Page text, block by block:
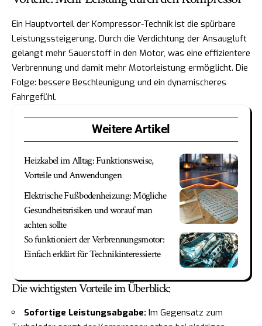
Ein Hauptvorteil der Kompressor-Technik ist die spürbare
Leistungssteigerung. Durch die Verdichtung der Ansaugluft
gelangt mehr Sauerstoff in den Motor, was eine effizientere
Verbrennung und damit mehr Motorleistung ermöglicht. Die
Folge: bessere Beschleunigung und ein dynamischeres
Fahrgefühl.
Weitere Artikel
Heizkabel im Alltag: Funktionsweise,
Vorteile und Anwendungen
Elektrische Fußbodenheizung: Mögliche
Gesundheitsrisiken und worauf man
achten sollte
So funktioniert der Verbrennungsmotor:
Einfach erklärt für Technikinteressierte
Die wichtigsten Vorteile im Überblick:
Sofortige Leistungsabgabe: Im Gegensatz zum